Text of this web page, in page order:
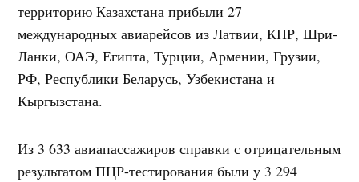
территорию Казахстана прибыли 27
международных авиарейсов из Латвии, КНР, Шри-
Ланки, ОАЭ, Египта, Турции, Армении, Грузии,
РФ, Республики Беларусь, Узбекистана и
Кыргызстана.
Из 3 633 авиапассажиров справки с отрицательным
результатом ПЦР-тестирования были у 3 294